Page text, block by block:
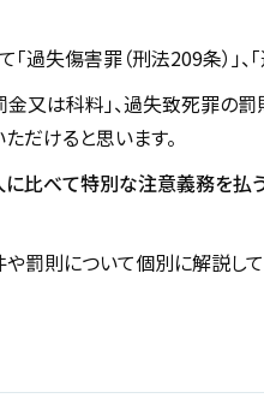
失傷害罪（刑法209条）」、
又は科料」、過失致死罪の罰
だけると思います。
比べて特別な注意義務を払
罰則について個別に解説して